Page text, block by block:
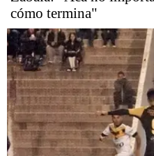
cómo termina"